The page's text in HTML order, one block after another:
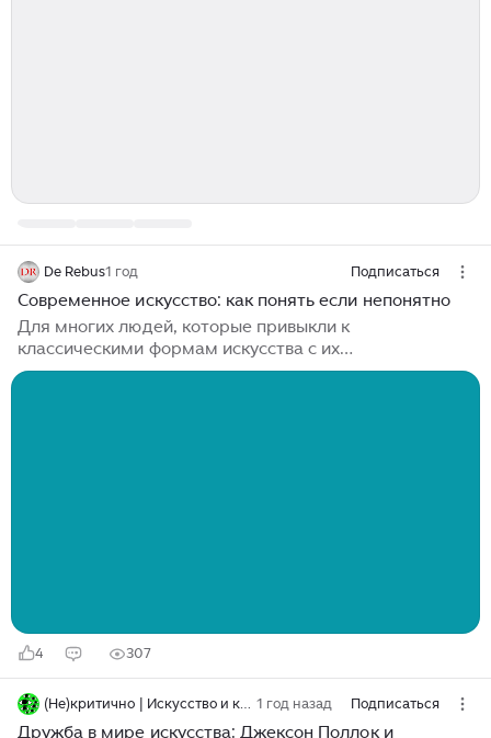
De Rebus1 год Подписаться
Современное искусство: как понять если непонятно
Для многих людей, которые привыкли к
классическими формам искусства с их
реалистичными изображениями пейзажей, людей и
4 307
(Не)критично | Искусство и культура 1 год назад Подписаться
Дружба в мире искусства: Джексон Поллок и